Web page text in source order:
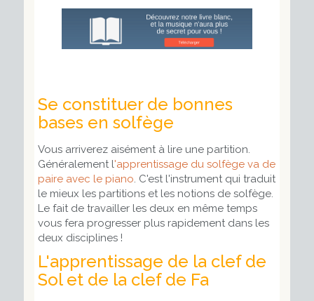
Se constituer de bonnes
bases en solfège
Vous arriverez aisément à lire une partition.
Généralement l'apprentissage du solfège va de
paire avec le piano . C'est l'instrument qui traduit
le mieux les partitions et les notions de solfège.
Le fait de travailler les deux en même temps
vous fera progresser plus rapidement dans les
deux disciplines !
L'apprentissage de la clef de
Sol et de la clef de Fa